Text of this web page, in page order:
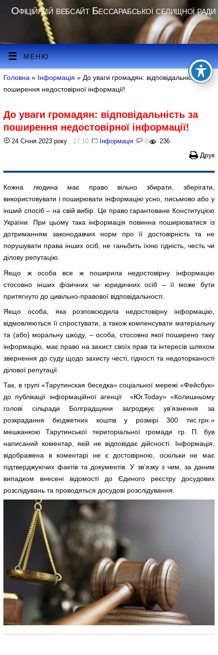
Офіційний вебсайт Бессарабської селищної ради
МЕНЮ
Головна » Інформація » До уваги громадян: відповідальність за
поширення недостовірної інформації!
До уваги громадян: відповідальність за
поширення недостовірної інформації!
24 Січня 2023 року , 17:10 | Інформація | 0 | 236
Друк
Кожна людина має право вільно збирати, зберігати,
використовувати і поширювати інформацію усно, письмово або у
інший спосіб – на свій вибір. Це право гарантоване Конституцією
України. При цьому така інформація повинна поширюватися із
дотриманням законодавчих норм про її достовірність та не
порушувати права інших осіб, не ганьбить їхню гідність, честь чи
ділову репутацію.
Якщо ж особа все ж поширила недостовірну інформацію
стосовно інших фізичних чи юридичних осіб – її може бути
притягнуто до цивільно-правової відповідальності.
Якщо особа, яка розповсюдила недостовірну інформацію,
відмовляються її спростувати, а також компенсувати матеріальну
та (або) моральну шкоду, – особа, стосовно якої поширено таку
інформацію, має право на захист своїх прав та інтересів шляхом
звернення до суду щодо захисту честі, гідності та недоторканості
ділової репутації.
Так, в групі «Тарутинская беседка» соціальної мережі «Фейсбук»
до публікації інформаційної агенції «Юг.Today» «Колишньому
голові сільради Болградщини загроджує ув’язнення за
розкрадання бюджетних коштів у розмірі 300 тис.грн.»
мешканкою Тарутинської територіальної громади гр. П. був
написаний коментар, якій не відповідає дійсності. Інформація,
відображена в коментарі не є достовірною, оскільки не має
підтверджуючих фактів та документів. У зв’язку з чим, за даним
випадком внесені відомості до Єдиного реєстру досудових
розслідувань та проводяться досудові розслідування.